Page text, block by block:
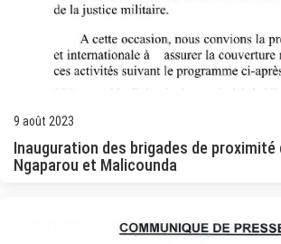
9 août 2023
Inauguration des brigades de proximité
Ngaparou et Malicounda